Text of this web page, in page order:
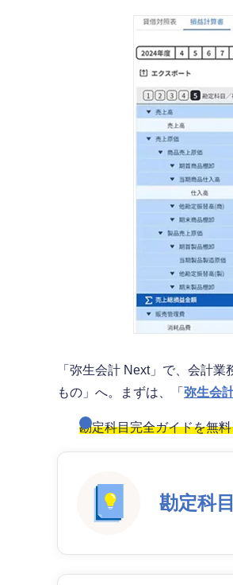
「弥生会計 Next」で、会計
もの」へ。まずは、「 弥生会
勘定科目完全ガイドを無
勘定科目